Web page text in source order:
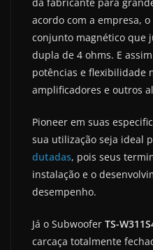
acordo com a empresa,
conjunto magnético que
dupla de 4 ohms. E
potências e flexibilidade
amplificadores e outros
Pioneer em suas
sua utilização seja ideal
dutadas, pois seus
instalação e o
desempenho.
Já o Subwoofer TS-
carcaça totalmente